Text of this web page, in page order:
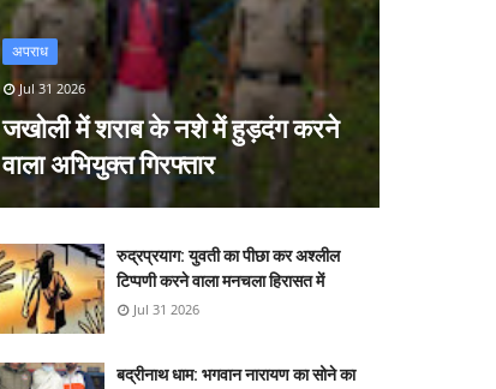
अपराध
Jul 31 2026
जखोली में शराब के नशे में हुड़दंग करने
वाला अभियुक्त गिरफ्तार
रुद्रप्रयाग: युवती का पीछा कर अश्लील
टिप्पणी करने वाला मनचला हिरासत में
Jul 31 2026
बद्रीनाथ धाम: भगवान नारायण का सोने का